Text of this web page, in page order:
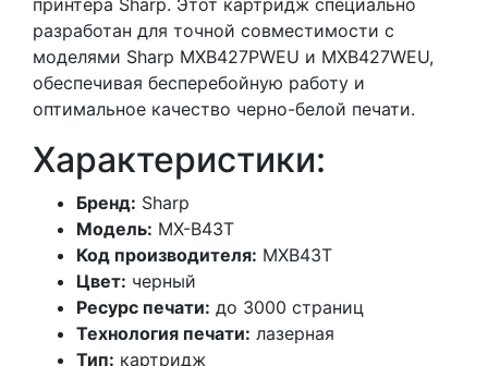
принтера Sharp. Этот картридж специально
разработан для точной совместимости с
моделями Sharp MXB427PWEU и MXB427WEU,
обеспечивая бесперебойную работу и
оптимальное качество черно-белой печати.
Характеристики:
Бренд: Sharp
Модель: MX-B43T
Код производителя: MXB43T
Цвет: черный
Ресурс печати: до 3000 страниц
Технология печати: лазерная
Тип: картридж